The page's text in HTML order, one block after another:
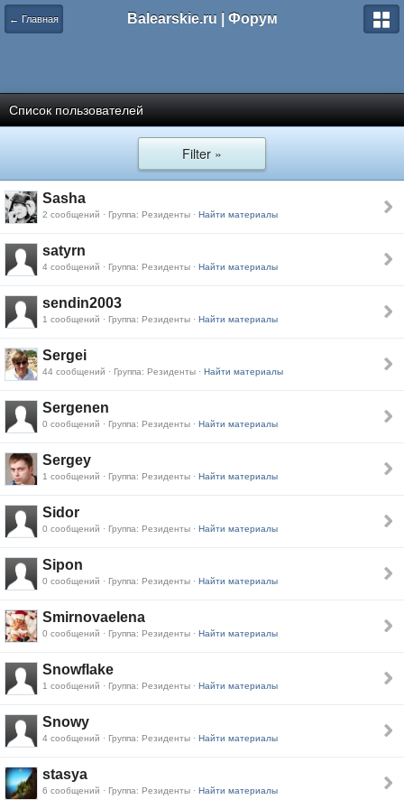
← Главная Balearskie.ru | Форум
Список пользователей
Filter »
Sasha
2 сообщений · Группа: Резиденты · Найти материалы
satyrn
4 сообщений · Группа: Резиденты · Найти материалы
sendin2003
1 сообщений · Группа: Резиденты · Найти материалы
Sergei
44 сообщений · Группа: Резиденты · Найти материалы
Sergenen
0 сообщений · Группа: Резиденты · Найти материалы
Sergey
1 сообщений · Группа: Резиденты · Найти материалы
Sidor
0 сообщений · Группа: Резиденты · Найти материалы
Sipon
0 сообщений · Группа: Резиденты · Найти материалы
Smirnovaelena
0 сообщений · Группа: Резиденты · Найти материалы
Snowflake
1 сообщений · Группа: Резиденты · Найти материалы
Snowy
4 сообщений · Группа: Резиденты · Найти материалы
stasya
6 сообщений · Группа: Резиденты · Найти материалы